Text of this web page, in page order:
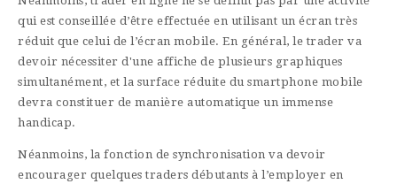
qui est conseillée d’être effectuée en utilisant un écran très
réduit que celui de l’écran mobile. En général, le trader va
devoir nécessiter d'une affiche de plusieurs graphiques
simultanément, et la surface réduite du smartphone mobile
devra constituer de manière automatique un immense
handicap.
Néanmoins, la fonction de synchronisation va devoir
encourager quelques traders débutants à l’employer en